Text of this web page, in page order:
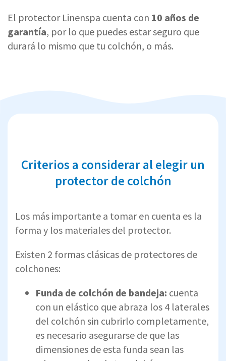
El protector Linenspa cuenta con 10 años de
garantía, por lo que puedes estar seguro que
durará lo mismo que tu colchón, o más.
Criterios a considerar al elegir un
protector de colchón
Los más importante a tomar en cuenta es la
forma y los materiales del protector.
Existen 2 formas clásicas de protectores de
colchones:
Funda de colchón de bandeja: cuenta
con un elástico que abraza los 4 laterales
del colchón sin cubrirlo completamente,
es necesario asegurarse de que las
dimensiones de esta funda sean las